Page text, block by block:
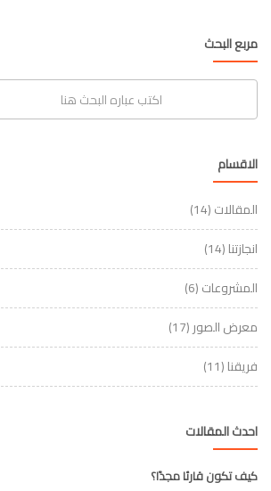
مربع البحث
الاقسام
المقالات(14)
انجازتنا(14)
المشروعات(6)
معرض الصور(17)
فريقنا(11)
احدث المقالات
كيف تكون قارئا مجدًا؟